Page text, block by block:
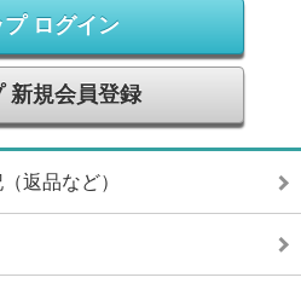
プ ログイン
新規会員登録
返品など）